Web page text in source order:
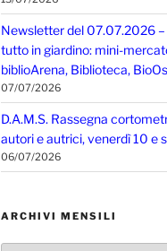
Newsletter del 07.07.2026
tutto in giardino: mini-
biblioArena, Biblioteca,
07/07/2026
D.A.M.S. Rassegna
autori e autrici, venerdì 10 e
06/07/2026
ARCHIVI MENSILI